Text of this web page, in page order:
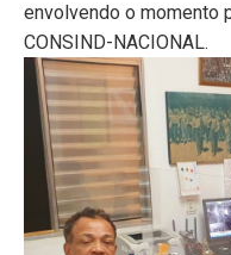
envolvendo o momento
CONSIND-NACIONAL.